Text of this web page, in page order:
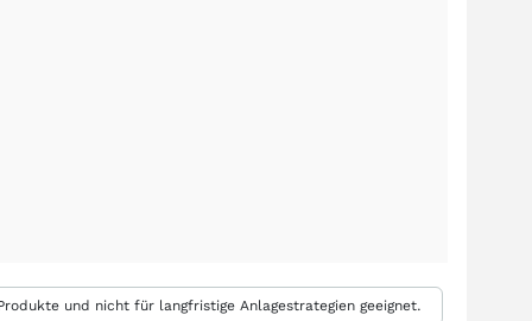
und nicht für langfristige Anlagestrategien geeignet.